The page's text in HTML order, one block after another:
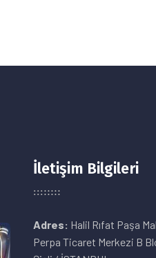
İletişim Bilgileri
Adres: Halil Rıfat Paşa
Perpa Ticaret Merkezi B